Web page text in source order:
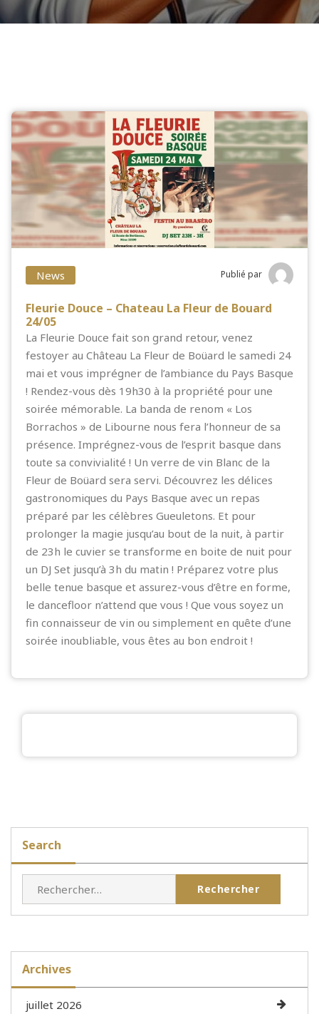
News Publié par
Fleurie Douce – Chateau La Fleur de Bouard
24/05
La Fleurie Douce fait son grand retour, venez
festoyer au Château La Fleur de Boüard le samedi 24
mai et vous imprégner de l’ambiance du Pays Basque
! Rendez-vous dès 19h30 à la propriété pour une
soirée mémorable. La banda de renom « Los
Borrachos » de Libourne nous fera l’honneur de sa
présence. Imprégnez-vous de l’esprit basque dans
toute sa convivialité ! Un verre de vin Blanc de la
Fleur de Boüard sera servi. Découvrez les délices
gastronomiques du Pays Basque avec un repas
préparé par les célèbres Gueuletons. Et pour
prolonger la magie jusqu’au bout de la nuit, à partir
de 23h le cuvier se transforme en boite de nuit pour
un DJ Set jusqu’à 3h du matin ! Préparez votre plus
belle tenue basque et assurez-vous d’être en forme,
le dancefloor n’attend que vous ! Que vous soyez un
fin connaisseur de vin ou simplement en quête d’une
soirée inoubliable, vous êtes au bon endroit !
Search
Archives
juillet 2026